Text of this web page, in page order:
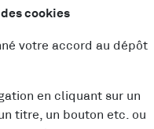
cookies
votre accord au dépôt
en cliquant sur un
titre, un bouton etc. ou